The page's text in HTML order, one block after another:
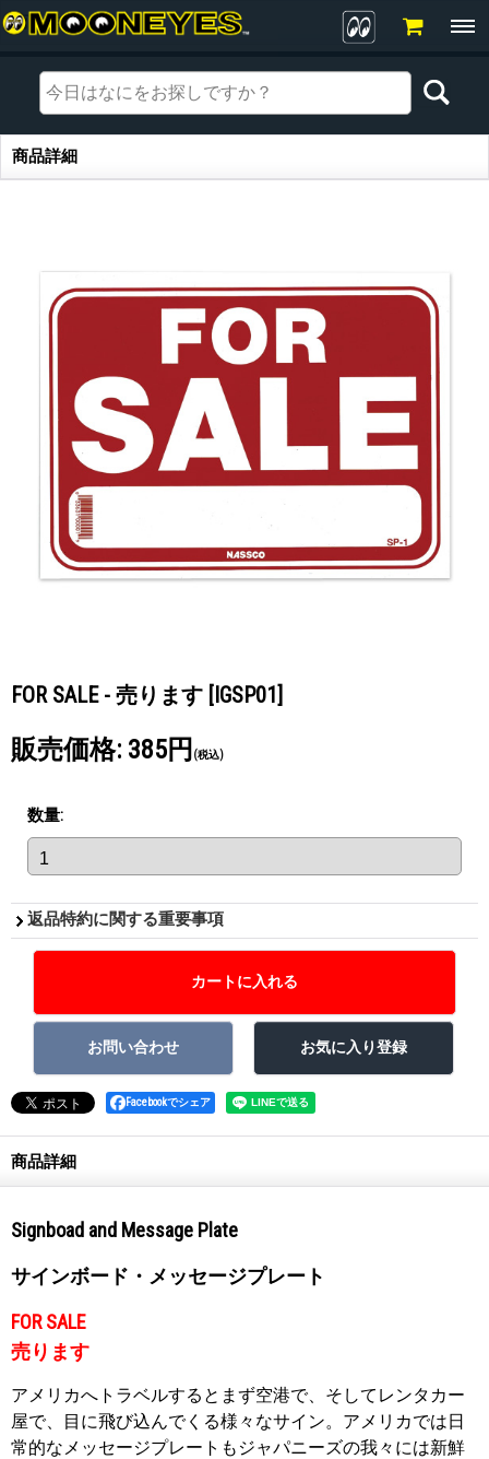
商品詳細
商品詳細
FOR SALE - 売ります [IGSP01]
販売価格: 385円 (税込)
数量:
返品特約に関する重要事項
Facebookでシェア
商品詳細
Signboad and Message Plate
サインボード・メッセージプレート
FOR SALE
売ります
アメリカへトラベルするとまず空港で、そしてレンタカー
屋で、目に飛び込んでくる様々なサイン。アメリカでは日
常的なメッセージプレートもジャパニーズの我々には新鮮